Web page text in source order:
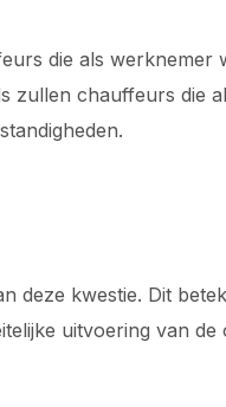
die als
chauffeurs die
deze kwestie. Dit
uitvoering van de